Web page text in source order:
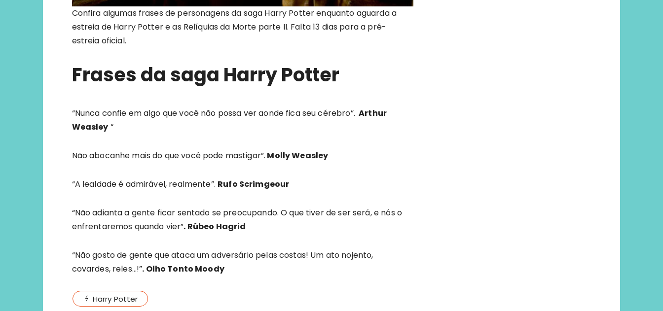
Confira algumas frases de personagens da saga Harry Potter enquanto aguarda a
estreia de Harry Potter e as Relíquias da Morte parte II. Falta 13 dias para a pré-
estreia oficial.
Frases da saga Harry Potter
“Nunca confie em algo que você não possa ver aonde fica seu cérebro”. Arthur
Weasley “
Não abocanhe mais do que você pode mastigar”. Molly Weasley
“A lealdade é admirável, realmente”. Rufo Scrimgeour
“Não adianta a gente ficar sentado se preocupando. O que tiver de ser será, e nós o
enfrentaremos quando vier”. Rúbeo Hagrid
“Não gosto de gente que ataca um adversário pelas costas! Um ato nojento,
covardes, reles…!”. Olho Tonto Moody
Harry Potter